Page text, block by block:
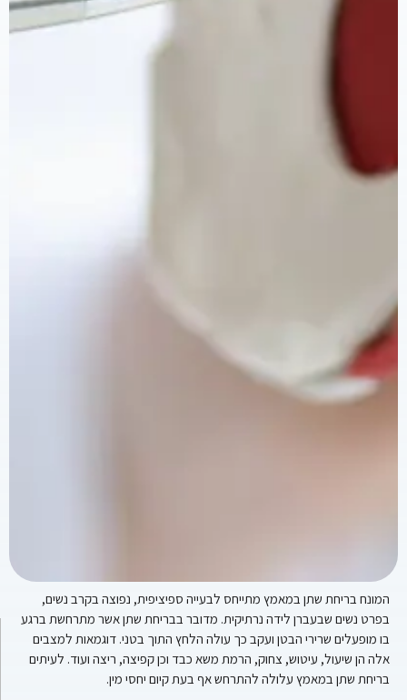
המונח בריחת שתן במאמץ מתייחס לבעייה ספיציפית, נפוצה בקרב נשים,
בפרט נשים שבעברן לידה נרתיקית. מדובר בבריחת שתן אשר מתרחשת ברגע
בו מופעלים שרירי הבטן ועקב כך עולה הלחץ התוך בטני. דוגמאות למצבים
אלה הן שיעול, עיטוש, צחוק, הרמת משא כבד וכן קפיצה, ריצה ועוד. לעיתים
בריחת שתן במאמץ עלולה להתרחש אף בעת קיום יחסי מין.